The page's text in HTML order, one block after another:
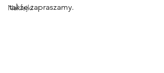
Naklejki
także zapraszamy.